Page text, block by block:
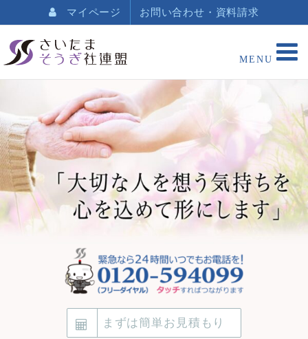
マイページ お問い合わせ・資料請求
まずは簡単お見積もり